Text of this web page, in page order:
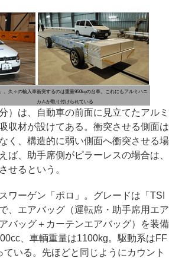
。久々の輸入車衝突するのは重量950kgの台車。これにもアルミハニ
カムが取り付けられている
）は、自動車の前面に見立てたアルミ
収材が設けてある。衝突させる側面は
く、構造的に弱い側面へ衝突させる場
ば、助手席側がピラーレスの場合は、
せるという。
ワーゲン「ポロ」。グレードは「TSI
、エアバッグ（運転席・助手席用エア
バッグ＋カーテンエアバッグ）を装備
、車輌重量は1100kg。駆動系はFF
いる。先ほどと同じようにカウント